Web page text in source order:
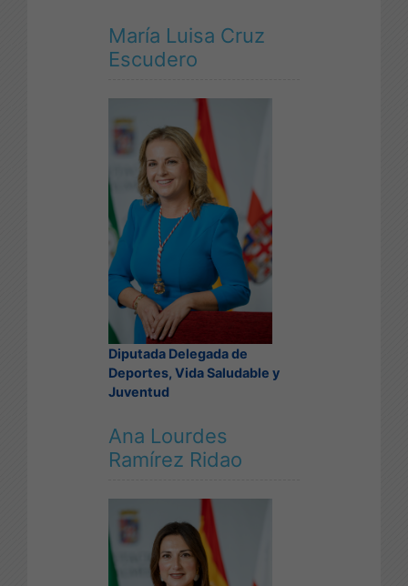
María Luisa Cruz
Escudero
Diputada Delegada de
Deportes, Vida Saludable y
Juventud
Ana Lourdes
Ramírez Ridao